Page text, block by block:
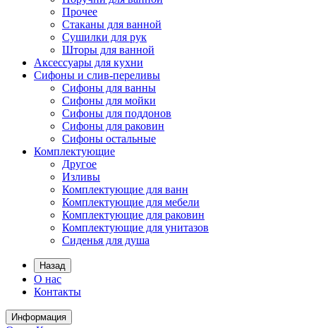
Прочее
Стаканы для ванной
Сушилки для рук
Шторы для ванной
Аксессуары для кухни
Сифоны и слив-переливы
Сифоны для ванны
Сифоны для мойки
Сифоны для поддонов
Сифоны для раковин
Сифоны остальные
Комплектующие
Другое
Изливы
Комплектующие для ванн
Комплектующие для мебели
Комплектующие для раковин
Комплектующие для унитазов
Сиденья для душа
Назад
О нас
Контакты
Информация